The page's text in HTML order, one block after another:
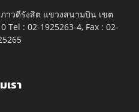
าวดีรังสิต แขวงสนามบิน เขต
Tel : 02-1925263-4, Fax : 02-
เรา